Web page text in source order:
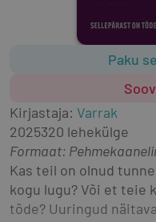
Paku
Kirjastaja: Varrak
2025320 lehekülge
Formaat:
Kas teil on olnud
kogu lugu? Või et teie
tõde? Uuringud